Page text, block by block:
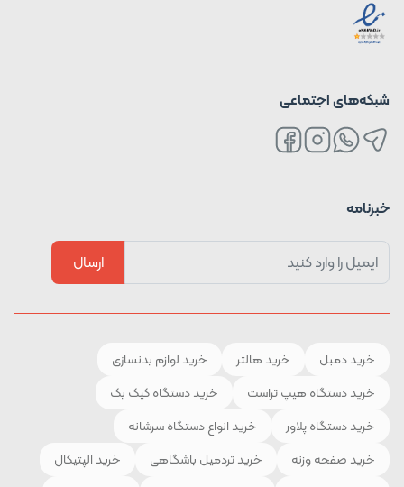
شبکه‌های اجتماعی
خبرنامه
ارسال
خرید دمبل خرید هالتر
خرید لوازم بدنسازی
خرید دستگاه هیپ تراست
خرید دستگاه کیک بک
خرید دستگاه پلاور
خرید انواع دستگاه سرشانه
خرید صفحه وزنه
خرید تردمیل باشگاهی
خرید الپتیکال